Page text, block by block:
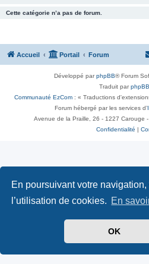
En poursuivant votre
l’utilisation de cookies. En
OK
Cette catégorie n’a pas de forum.
Accueil Portail Forum
Développé parphpBB® Forum
Traduit par
Communauté EzCom : « Traductions
Forum hébergé par les services d’
Avenue de la Praille, 26 - 1227 Carouge
Confidentialité